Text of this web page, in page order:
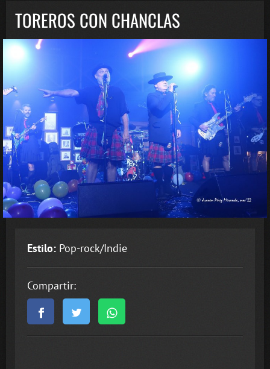
TOREROS CON CHANCLAS
Estilo: Pop-rock/Indie
Compartir: